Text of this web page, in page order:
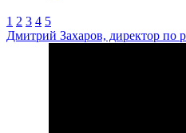
1 2 3 4 5
Дмитрий Захаров, директор по